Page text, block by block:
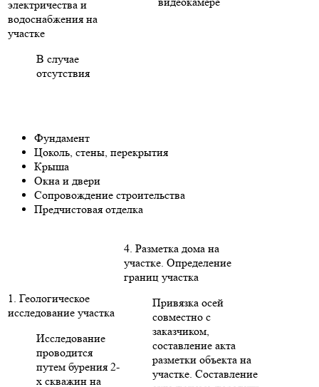
электричества и
водоснабжения на
участке
В случае
отсутствия
Фундамент
Цоколь, стены, перекрытия
Крыша
Окна и двери
Сопровождение строительства
Предчистовая отделка
1. Геологическое
исследование участка
Исследование
проводится
путем бурения 2-
х скважин на
4. Разметка дома на
участке. Определение
границ участка
Привязка осей
совместно с
заказчиком,
составление акта
разметки объекта на
участке. Составление